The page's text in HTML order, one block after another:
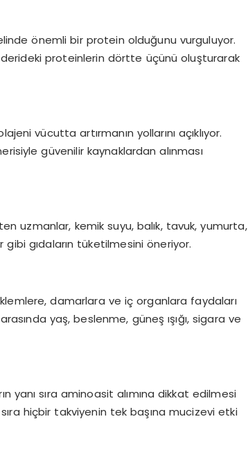
önemli bir protein olduğunu vurguluyor.
proteinlerin dörtte üçünü oluşturarak
vücutta artırmanın yollarını açıklıyor.
güvenilir kaynaklardan alınması
uzmanlar, kemik suyu, balık, tavuk, yumurta,
gıdaların tüketilmesini öneriyor.
damarlara ve iç organlara faydaları
yaş, beslenme, güneş ışığı, sigara ve
yanı sıra aminoasit alımına dikkat edilmesi
hiçbir takviyenin tek başına mucizevi etki